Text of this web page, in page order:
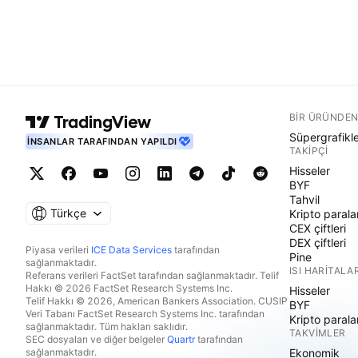
İNSANLAR TARAFINDAN YAPILDI
Türkçe
Piyasa verileri ICE Data Services tarafından
sağlanmaktadır.
Referans verileri FactSet tarafından sağlanmaktadır. Telif
Hakkı © 2026 FactSet Research Systems Inc.
Telif Hakkı © 2026, American Bankers Association. CUSIP
Veri Tabanı FactSet Research Systems Inc. tarafından
sağlanmaktadır. Tüm hakları saklıdır.
SEC dosyaları ve diğer belgeler Quartrtarafından
sağlanmaktadır.
BIR
TAKIPÇI
Hisseler
BYF
Tahvil
Kripto
CEX çiftleri
DEX çiftleri
Pine
ISI
Hisseler
BYF
Kripto
TAKVIMLER
Ekonomik